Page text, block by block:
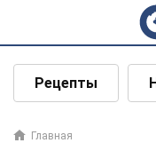
Рецепты
Главная